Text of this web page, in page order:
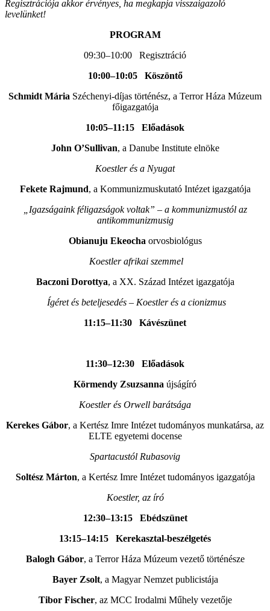
Regisztrációja akkor érvényes, ha megkapja visszaigazoló
levelünket!
PROGRAM
09:30–10:00 Regisztráció
10:00–10:05 Köszöntő
Schmidt Mária Széchenyi-díjas történész, a Terror Háza Múzeum
főigazgatója
10:05–11:15 Előadások
John O’Sullivan, a Danube Institute elnöke
Koestler és a Nyugat
Fekete Rajmund, a Kommunizmuskutató Intézet igazgatója
„Igazságaink féligazságok voltak” – a kommunizmustól az
antikommunizmusig
Obianuju Ekeocha orvosbiológus
Koestler afrikai szemmel
Baczoni Dorottya, a XX. Század Intézet igazgatója
Ígéret és beteljesedés – Koestler és a cionizmus
11:15–11:30
Kávészünet
11:30–12:30 Előadások
Körmendy Zsuzsanna újságíró
Koestler és Orwell barátsága
Kerekes Gábor, a Kertész Imre Intézet tudományos munkatársa, az
ELTE egyetemi docense
Spartacustól Rubasovig
Soltész Márton, a Kertész Imre Intézet tudományos igazgatója
Koestler, az író
12:30–13:15 Ebédszünet
13:15–14:15 Kerekasztal-beszélgetés
Balogh Gábor, a Terror Háza Múzeum vezető történésze
Bayer Zsolt, a Magyar Nemzet publicistája
Tibor Fischer, az MCC Irodalmi Műhely vezetője